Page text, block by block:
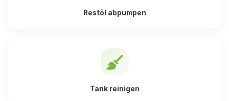
Restöl abpumpen
Tank reinigen